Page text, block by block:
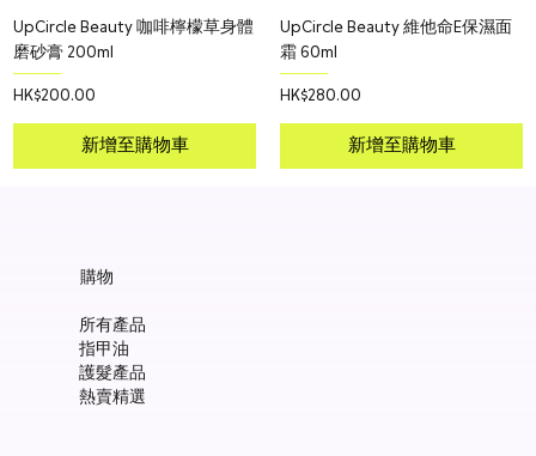
UpCircle Beauty 咖啡檸檬草身體
磨砂膏 200ml
價格
HK$200.00
新增至購物車
UpCircle Beauty 維他命E保濕面
霜 60ml
價格
HK$280.00
新增至購物車
購物
所有產品
指甲油
護髮產品
熱賣精選